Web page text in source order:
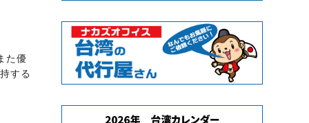
た優
する